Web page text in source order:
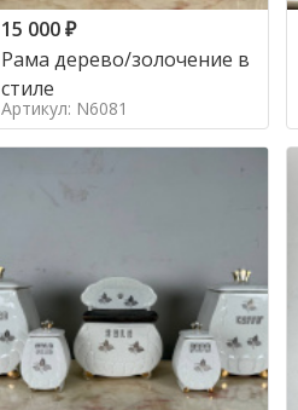
15 000₽
Рама дерево/золочение в
стиле
Артикул: N6081